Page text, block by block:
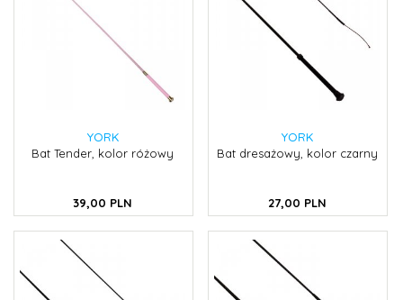
YORK
Bat Tender, kolor różowy
39,00 PLN
YORK
Bat dresażowy, kolor czarny
27,00 PLN